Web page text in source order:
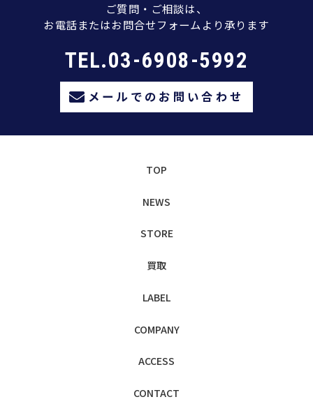
ご質問・ご相談は、
お電話またはお問合せフォームより承ります
TEL.03-6908-5992
メールでのお問い合わせ
TOP
NEWS
STORE
買取
LABEL
COMPANY
ACCESS
CONTACT